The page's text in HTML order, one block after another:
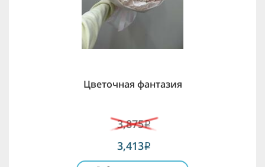
Цветочная фантазия
3,875i
3,413i